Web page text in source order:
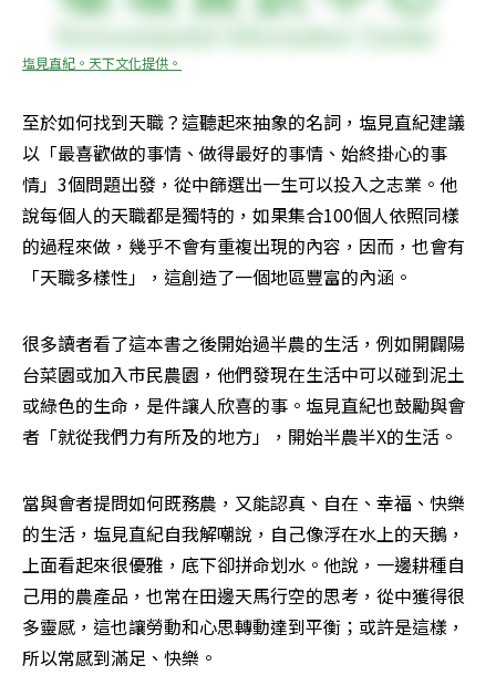
塩見直紀。天下文化提供。
至於如何找到天職？這聽起來抽象的名詞，塩見直紀建議
以「最喜歡做的事情、做得最好的事情、始終掛心的事
情」3個問題出發，從中篩選出一生可以投入之志業。他
說每個人的天職都是獨特的，如果集合100個人依照同樣
的過程來做，幾乎不會有重複出現的內容，因而，也會有
「天職多樣性」，這創造了一個地區豐富的內涵。
很多讀者看了這本書之後開始過半農的生活，例如開闢陽
台菜園或加入市民農園，他們發現在生活中可以碰到泥土
或綠色的生命，是件讓人欣喜的事。塩見直紀也鼓勵與會
者「就從我們力有所及的地方」，開始半農半X的生活。
當與會者提問如何既務農，又能認真、自在、幸福、快樂
的生活，塩見直紀自我解嘲說，自己像浮在水上的天鵝，
上面看起來很優雅，底下卻拼命划水。他說，一邊耕種自
己用的農產品，也常在田邊天馬行空的思考，從中獲得很
多靈感，這也讓勞動和心思轉動達到平衡；或許是這樣，
所以常感到滿足、快樂。